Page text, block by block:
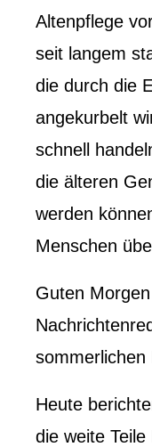
Altenpflege
seit langem
die durch die
angekurbelt
schnell
die älteren
werden
Menschen
Guten
sommerlichen
Heute
die weite